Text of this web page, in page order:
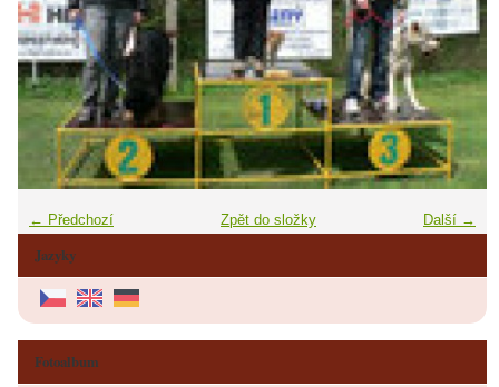
← Předchozí Další →
Zpět do složky
Jazyky
Fotoalbum